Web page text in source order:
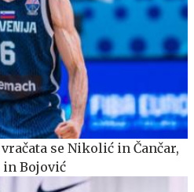
se Nikolić in Čančar,
in Bojović